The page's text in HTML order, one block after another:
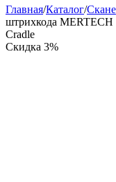
Главная/Каталог/
штрихкода
Cradle
Скидка 3%